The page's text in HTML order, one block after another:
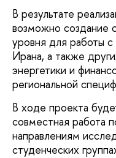
В результате
возможно создание
уровня для работы
Ирана, а также
энергетики и
региональной
В ходе проекта
совместная работа
направлениям
студенческих